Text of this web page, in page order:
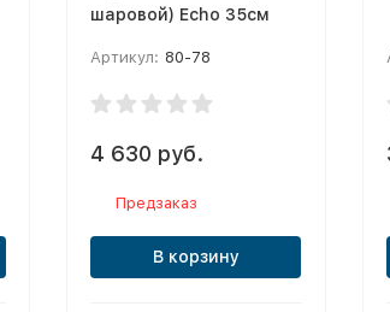
шаровой) Echo 35см
Артикул: 80-78
4 630 руб.
Предзаказ
В корзину